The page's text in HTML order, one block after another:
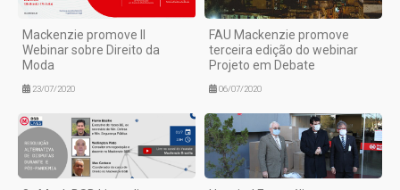
Mackenzie promove II
Webinar sobre Direito da
Moda
23/07/2020
FAU Mackenzie promove
terceira edição do webinar
Projeto em Debate
06/07/2020